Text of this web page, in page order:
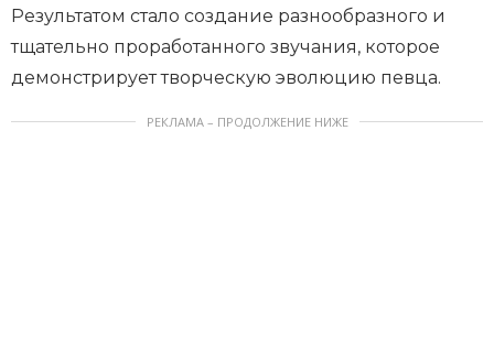
Результатом стало создание разнообразного и
тщательно проработанного звучания, которое
демонстрирует творческую эволюцию певца.
РЕКЛАМА – ПРОДОЛЖЕНИЕ НИЖЕ